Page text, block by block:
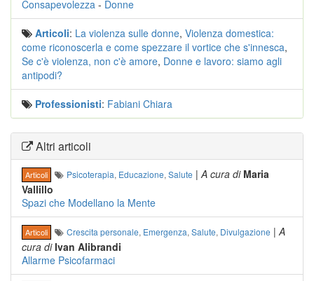
Consapevolezza - Donne
Articoli: La violenza sulle donne, Violenza domestica:
come riconoscerla e come spezzare il vortice che s'innesca,
Se c'è violenza, non c'è amore, Donne e lavoro: siamo agli
antipodi?
Professionisti: Fabiani Chiara
Altri articoli
Articoli Psicoterapia, Educazione,Salute |A cura di Maria
Vallillo
Spazi che Modellano la Mente
Articoli Crescita personale, Emergenza,Salute, Divulgazione |A
cura diIvan Alibrandi
Allarme Psicofarmaci